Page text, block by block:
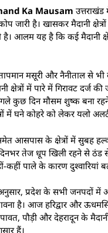
Ka Mausam
जारी है। खासकर मैदानी
आलम यह है कि कई मैदानी
मसूरी और नैनीताल से भी
क्षेत्रों में पारे में गिरावट दर्ज
कुछ दिन मौसम शुष्क बना
में घने कोहरे को लेकर यलो
आसपास के क्षेत्रों में सुबह
दिनभर तेज धूप खिली रहने से ठंड
कहीं पाले के कारण दुश्वारियां
अनुसार, प्रदेश के सभी जनपदों
है। आज हरिद्वार और
पौड़ी और देहरादून के
हैं।